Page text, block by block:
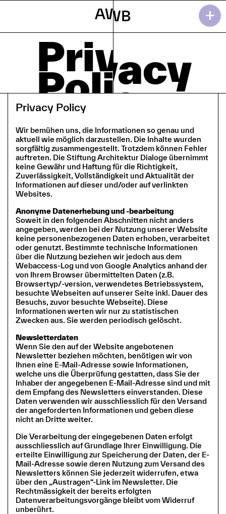
+
AWB
AWB
Privacy
Policy
Privacy
Policy
Privacy Policy
Wir bemühen uns, die Informationen so genau und
aktuell wie möglich darzustellen. Die Inhalte wurden
sorgfältig zusammengestellt. Trotzdem können Fehler
auftreten. Die Stiftung Architektur Dialoge übernimmt
keine Gewähr und Haftung für die Richtigkeit,
Zuverlässigkeit, Vollständigkeit und Aktualität der
Informationen auf dieser und/oder auf verlinkten
Websites.
Anonyme Datenerhebung und -bearbeitung
Soweit in den folgenden Abschnitten nicht anders
angegeben, werden bei der Nutzung unserer Website
keine personenbezogenen Daten erhoben, verarbeitet
oder genutzt. Bestimmte technische Informationen
über die Nutzung beziehen wir jedoch aus dem
Webaccess-Log und von Google Analytics anhand der
von Ihrem Browser übermittelten Daten (z.B.
Browsertyp/-version, verwendetes Betriebssystem,
besuchte Webseiten auf unserer Seite inkl. Dauer des
Besuchs, zuvor besuchte Webseite). Diese
Informationen werten wir nur zu statistischen
Zwecken aus. Sie werden periodisch gelöscht.
Newsletterdaten
Wenn Sie den auf der Website angebotenen
Newsletter beziehen möchten, benötigen wir von
Ihnen eine E-Mail-Adresse sowie Informationen,
welche uns die Überprüfung gestatten, dass Sie der
Inhaber der angegebenen E-Mail-Adresse sind und mit
dem Empfang des Newsletters einverstanden. Diese
Daten verwenden wir ausschliesslich für den Versand
der angeforderten Informationen und geben diese
nicht an Dritte weiter.
Die Verarbeitung der eingegebenen Daten erfolgt
ausschliesslich auf Grundlage Ihrer Einwilligung. Die
erteilte Einwilligung zur Speicherung der Daten, der E-
Mail-Adresse sowie deren Nutzung zum Versand des
Newsletters können Sie jederzeit widerrufen, etwa
über den „Austragen“-Link im Newsletter. Die
Rechtmässigkeit der bereits erfolgten
Datenverarbeitungsvorgänge bleibt vom Widerruf
unberührt.